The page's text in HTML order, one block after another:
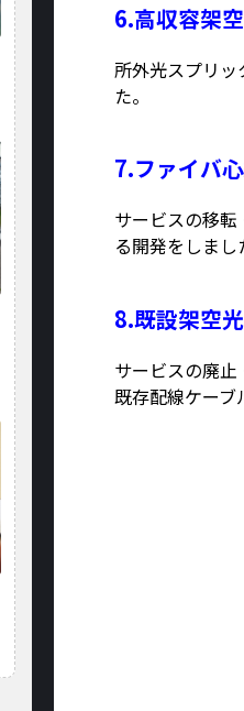
6.高収容架
所外光スプリ
た。
7.ファイバ
サービスの移
る開発をしまし
8.既設架空
サービスの廃
既存配線ケーブ